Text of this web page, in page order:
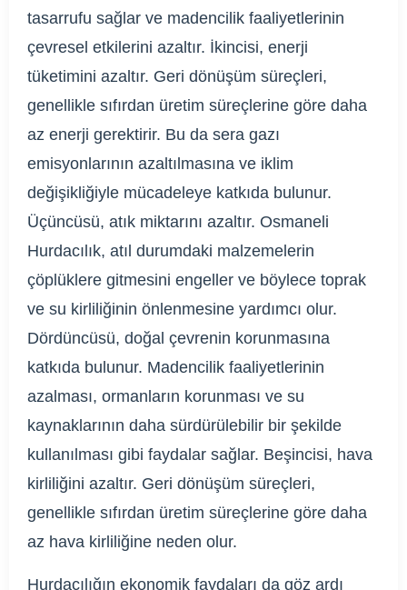
tasarrufu sağlar ve madencilik faaliyetlerinin
çevresel etkilerini azaltır. İkincisi, enerji
tüketimini azaltır. Geri dönüşüm süreçleri,
genellikle sıfırdan üretim süreçlerine göre daha
az enerji gerektirir. Bu da sera gazı
emisyonlarının azaltılmasına ve iklim
değişikliğiyle mücadeleye katkıda bulunur.
Üçüncüsü, atık miktarını azaltır. Osmaneli
Hurdacılık, atıl durumdaki malzemelerin
çöplüklere gitmesini engeller ve böylece toprak
ve su kirliliğinin önlenmesine yardımcı olur.
Dördüncüsü, doğal çevrenin korunmasına
katkıda bulunur. Madencilik faaliyetlerinin
azalması, ormanların korunması ve su
kaynaklarının daha sürdürülebilir bir şekilde
kullanılması gibi faydalar sağlar. Beşincisi, hava
kirliliğini azaltır. Geri dönüşüm süreçleri,
genellikle sıfırdan üretim süreçlerine göre daha
az hava kirliliğine neden olur.
Hurdacılığın ekonomik faydaları da göz ardı